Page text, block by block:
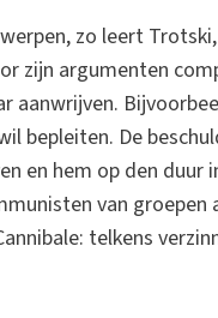
zo leert
zijn argumenten
aanwrijven.
bepleiten. De
en hem op den
van groepen
telkens